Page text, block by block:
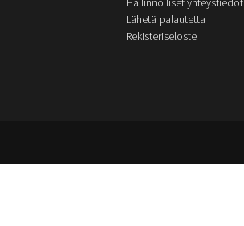
Lähetä palautetta
Rekisteriseloste